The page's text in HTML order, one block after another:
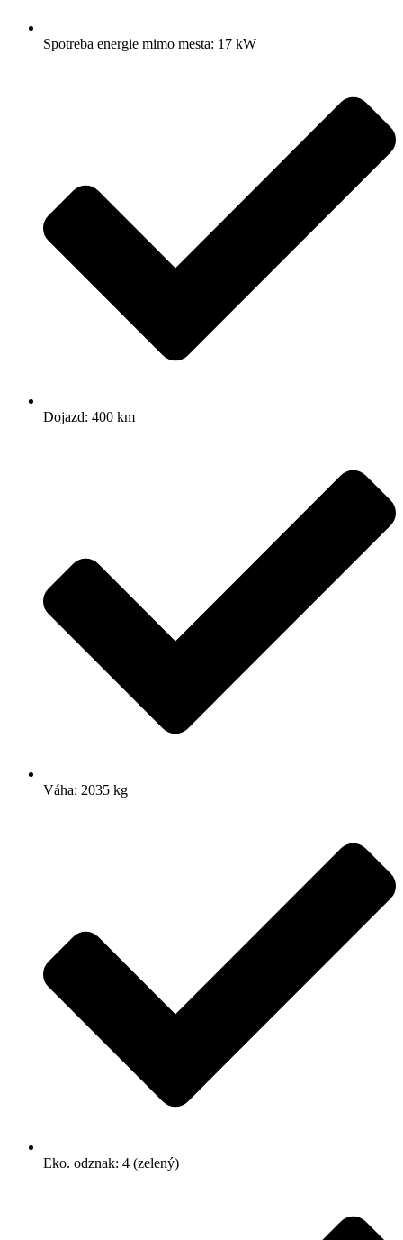
Spotreba energie mimo mesta: 17 kW
Dojazd: 400 km
Váha: 2035 kg
Eko. odznak: 4 (zelený)